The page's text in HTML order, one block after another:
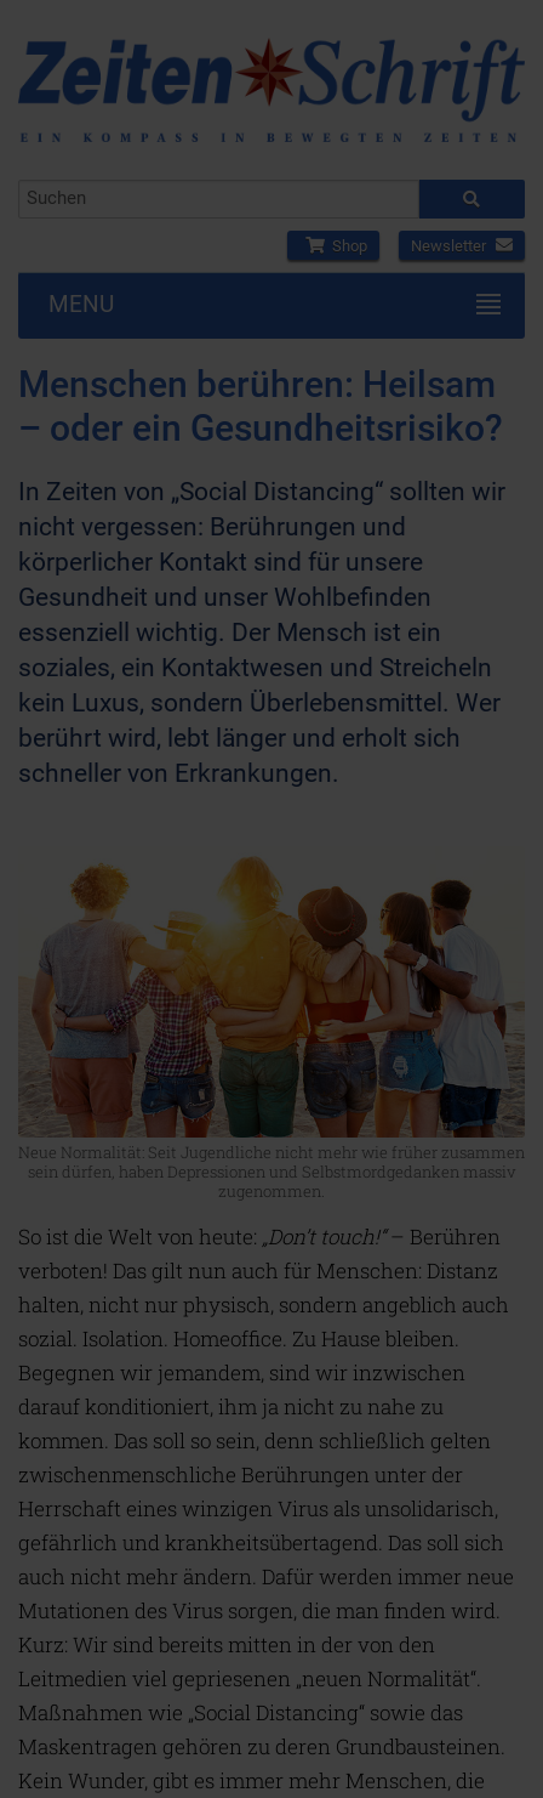
Shop Newsletter
MENU
Menschen berühren: Heilsam
– oder ein Gesundheitsrisiko?
In Zeiten von „Social Distancing“ sollten wir
nicht vergessen: Berührungen und
körperlicher Kontakt sind für unsere
Gesundheit und unser Wohlbefinden
essenziell wichtig. Der Mensch ist ein
soziales, ein Kontaktwesen und Streicheln
kein Luxus, sondern Überlebensmittel. Wer
berührt wird, lebt länger und erholt sich
schneller von Erkrankungen.
Neue Normalität: Seit Jugendliche nicht mehr wie früher zusammen
sein dürfen, haben Depressionen und Selbstmordgedanken massiv
zugenommen.
So ist die Welt von heute: „Don’t touch!“– Berühren
verboten! Das gilt nun auch für Menschen: Distanz
halten, nicht nur physisch, sondern angeblich auch
sozial. Isolation. Homeoffice. Zu Hause bleiben.
Begegnen wir jemandem, sind wir inzwischen
darauf konditioniert, ihm ja nicht zu nahe zu
kommen. Das soll so sein, denn schließlich gelten
zwischenmenschliche Berührungen unter der
Herrschaft eines winzigen Virus als unsolidarisch,
gefährlich und krankheitsübertagend. Das soll sich
auch nicht mehr ändern. Dafür werden immer neue
Mutationen des Virus sorgen, die man finden wird.
Kurz: Wir sind bereits mitten in der von den
Leitmedien viel gepriesenen „neuen Normalität“.
Maßnahmen wie „Social Distancing“ sowie das
Maskentragen gehören zu deren Grundbausteinen.
Kein Wunder, gibt es immer mehr Menschen, die